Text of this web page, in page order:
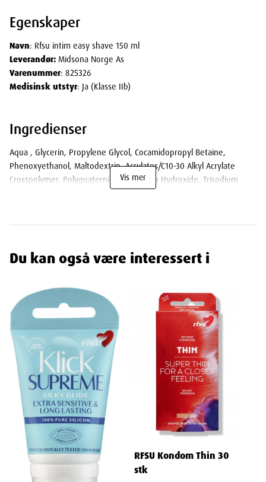
Egenskaper
Navn: Rfsu intim easy shave 150 ml
Leverandør: Midsona Norge As
Varenummer: 825326
Medisinsk utstyr: Ja (Klasse IIb)
Ingredienser
Aqua , Glycerin, Propylene Glycol, Cocamidopropyl Betaine,
Phenoxyethanol, Maltodextrin, Acrylates/C10-30 Alkyl Acrylate
Crosspolymer, Polyquaternium-7, Sodium Hydroxide, Trisodium
Dimensjoner
Width
Height
Depth
Weight
Vis mer
Du kan også være interessert i
RFSU Kondom Thin 30
stk